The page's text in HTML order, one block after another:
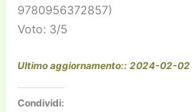
9780956372857)
Voto: 3/5
Ultimo aggiornamento:: 2024-02-02
Condividi: